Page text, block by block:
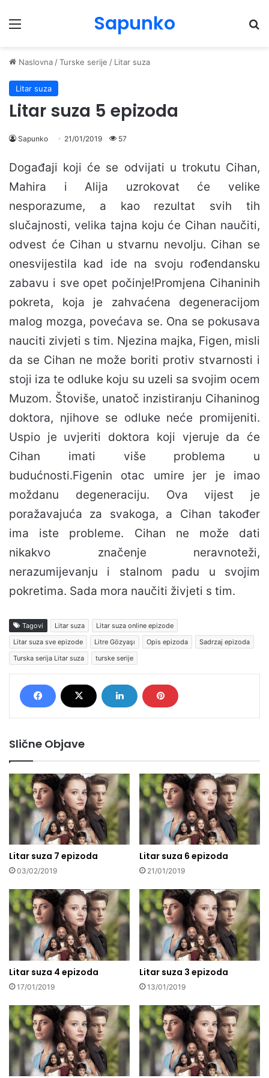
Menu Sapunko
Naslovna /Turske serije / Litar suza
Litar suza
Litar suza 5 epizoda
Sapunko 21/01/2019 57
Događaji koji će se odvijati u trokutu Cihan,
Mahira i Alija uzrokovat će velike
nesporazume, a kao rezultat svih tih
slučajnosti, velika tajna koju će Cihan naučiti,
odvest će Cihan u stvarnu nevolju. Cihan se
onesvijestila kad ide na svoju rođendansku
zabavu i sve opet počinje!Promjena Cihaninih
pokreta, koja je zahvaćena degeneracijom
malog mozga, povećava se. Ona se pokusava
nauciti zivjeti s tim. Njezina majka, Figen, misli
da se Cihan ne može boriti protiv stvarnosti i
stoji iza te odluke koju su uzeli sa svojim ocem
Muzom. Štoviše, unatoč inzistiranju Cihaninog
doktora, njihove se odluke neće promijeniti.
Uspio je uvjeriti doktora koji vjeruje da će
Cihan imati više problema u
budućnosti.Figenin otac umire jer je imao
moždanu degeneraciju. Ova vijest je
poražavajuća za svakoga, a Cihan također
ima iste probleme. Cihan ne može dati
nikakvo značenje neravnoteži,
nerazumijevanju i stalnom padu u svojim
pokretima. Sada mora naučiti živjeti s tim.
Tagovi Litar suza
Litar suza online epizode
Litar suza sve epizode
Litre Gözyaşı Opis epizoda
Sadrzaj epizoda
Turska serija Litar suza
turske serije
Slične Objave
Litar suza 7 epizoda
03/02/2019
Litar suza 6 epizoda
21/01/2019
Litar suza 4 epizoda
17/01/2019
Litar suza 3 epizoda
13/01/2019